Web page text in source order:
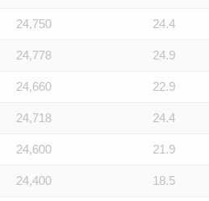
24,750 24.4
24,778 24.9
24,660 22.9
24,718 24.4
24,600 21.9
24,400 18.5